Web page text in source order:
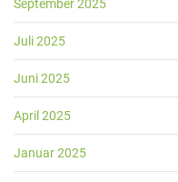
September 2025
Juli 2025
Juni 2025
April 2025
Januar 2025